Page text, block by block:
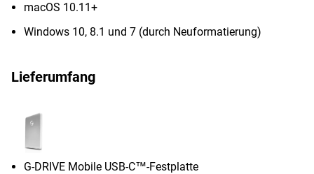
macOS 10.11+
Windows 10, 8.1 und 7 (durch Neuformatierung)
Lieferumfang
G-DRIVE Mobile USB-C™-Festplatte